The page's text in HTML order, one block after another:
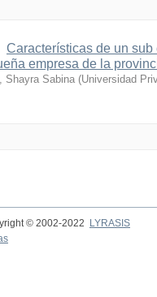
Características de un
empresa de la
Shayra Sabina (Universidad
© 2002-2022 LYRASIS